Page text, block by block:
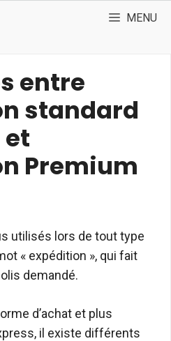
MENU
entre
standard
et
Premium
utilisés lors de tout type
« expédition », qui fait
demandé.
d’achat et plus
il existe différents